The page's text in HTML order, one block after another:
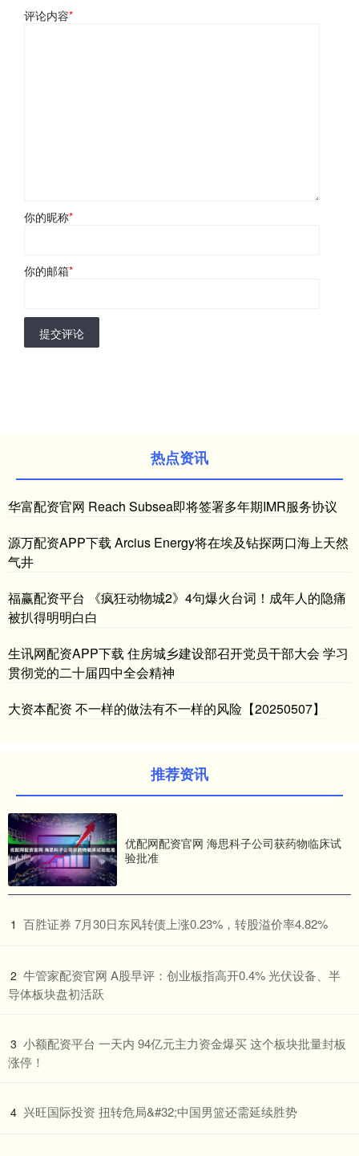
评论内容*
你的昵称*
你的邮箱*
提交评论
热点资讯
华富配资官网 Reach Subsea即将签署多年期IMR服务协议
源万配资APP下载 Arcius Energy将在埃及钻探两口海上天然
气井
福赢配资平台 《疯狂动物城2》4句爆火台词！成年人的隐痛
被扒得明明白白
生讯网配资APP下载 住房城乡建设部召开党员干部大会 学习
贯彻党的二十届四中全会精神
大资本配资 不一样的做法有不一样的风险【20250507】
推荐资讯
优配网配资官网 海思科子公司获药物临床试
验批准
1 ​百胜证券 7月30日东风转债上涨0.23%，转股溢价率4.82%
2 ​牛管家配资官网 A股早评：创业板指高开0.4% 光伏设备、半
导体板块盘初活跃
3 ​小额配资平台 一天内 94亿元主力资金爆买 这个板块批量封板
涨停！
4 ​兴旺国际投资 扭转危局&#32;中国男篮还需延续胜势